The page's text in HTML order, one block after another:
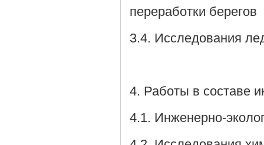
переработки берегов
3.4. Исследования
4. Работы в составе
4.1. Инженерно-